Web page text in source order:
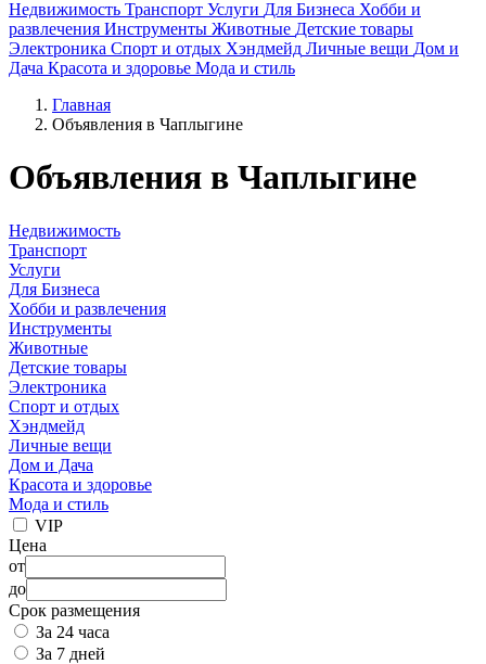
Недвижимость Транспорт Услуги Для Бизнеса Хобби и
развлечения Инструменты Животные Детские товары
Электроника Спорт и отдых Хэндмейд Личные вещи Дом и
Дача Красота и здоровье Мода и стиль
Главная
Объявления в Чаплыгине
Объявления в Чаплыгине
Недвижимость
Транспорт
Услуги
Для Бизнеса
Хобби и развлечения
Инструменты
Животные
Детские товары
Электроника
Спорт и отдых
Хэндмейд
Личные вещи
Дом и Дача
Красота и здоровье
Мода и стиль
VIP
Цена
от
до
Срок размещения
За 24 часа
За 7 дней